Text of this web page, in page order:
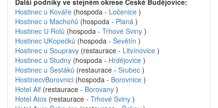
Další podniky ve stejném okrese České Budějovice:
Hostinec u Kováře (hospoda - Ločenice )
Hostinec u Machoňů (hospoda - Planá )
Hostinec U Rolů (hospoda - Trhové Sviny )
Hostinec UKopečků (hospoda - Ševětín )
Hostinec u Soupravy (restaurace - Litvínovice )
Hostinec u Studny (hospoda - Hrdějovice )
Hostinec u Šestáků (restaurace - Srubec )
HostinecvBorovnici (hospoda - Borovnice )
Hotel Alf (restaurace - Borovany )
Hotel Atos (restaurace - Trhové Sviny )